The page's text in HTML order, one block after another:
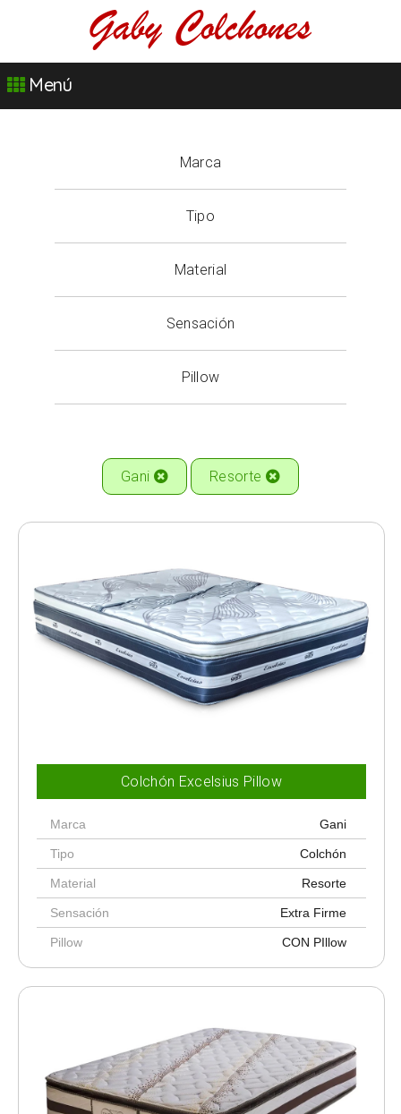
Menú
Marca
Tipo
Material
Sensación
Pillow
Gani Resorte
Colchón Excelsius Pillow
Marca Gani
Tipo Colchón
Material Resorte
Sensación Extra Firme
Pillow CON PIllow